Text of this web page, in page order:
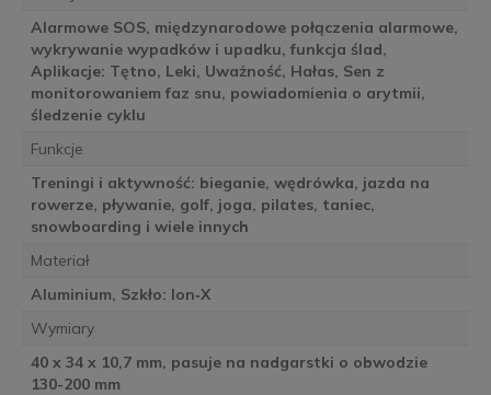
Alarmowe SOS, międzynarodowe połączenia alarmowe,
wykrywanie wypadków i upadku, funkcja ślad,
Aplikacje: Tętno, Leki, Uważność, Hałas, Sen z
monitorowaniem faz snu, powiadomienia o arytmii,
śledzenie cyklu
Funkcje
Treningi i aktywność: bieganie, wędrówka, jazda na
rowerze, pływanie, golf, joga, pilates, taniec,
snowboarding i wiele innych
Materiał
Aluminium, Szkło: Ion‑X
Wymiary
40 x 34 x 10,7 mm, pasuje na nadgarstki o obwodzie
130-200 mm